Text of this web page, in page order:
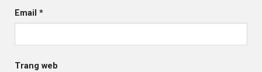
Email *
Trang web